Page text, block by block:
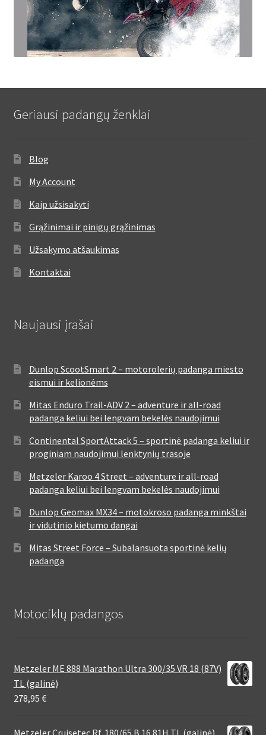
Geriausi padangų ženklai
Blog
My Account
Kaip užsisakyti
Grąžinimai ir pinigų grąžinimas
Užsakymo atšaukimas
Kontaktai
Naujausi įrašai
Dunlop ScootSmart 2 – motorolerių padanga miesto
eismui ir kelionėms
Mitas Enduro Trail-ADV 2 – adventure ir all-road
padanga keliui bei lengvam bekelės naudojimui
Continental SportAttack 5 – sportinė padanga keliui ir
proginiam naudojimui lenktynių trasoje
Metzeler Karoo 4 Street – adventure ir all-road
padanga keliui bei lengvam bekelės naudojimui
Dunlop Geomax MX34 – motokroso padanga minkštai
ir vidutinio kietumo dangai
Mitas Street Force – Subalansuota sportinė kelių
padanga
Motociklų padangos
Metzeler ME 888 Marathon Ultra 300/35 VR 18 (87V)
TL (galinė)
278,95 €